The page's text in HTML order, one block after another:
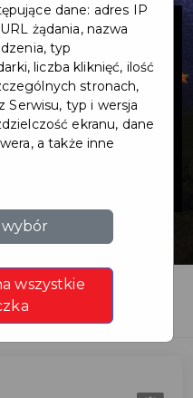
dla
2021 -
2021 - 2027
dane: adres IP
żądania, nazwa
typ
liczba kliknięć, ilość
stronach,
Serwisu, typ i wersja
ekranu, dane
a także inne
wszystkie